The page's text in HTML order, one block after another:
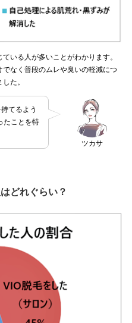
いる人が多いことがわかります。
なく普段のムレや臭いの軽減につ
た。
ツカサ
てるよう
たことを特
どれぐらい？